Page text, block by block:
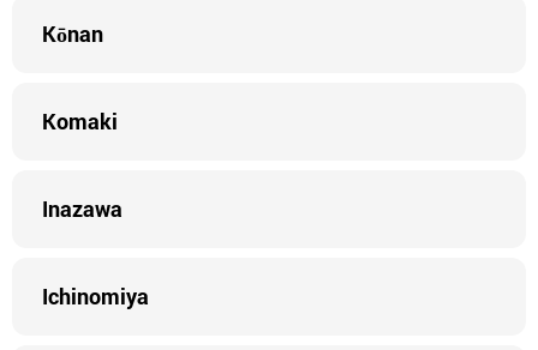
Kōnan
Komaki
Inazawa
Ichinomiya